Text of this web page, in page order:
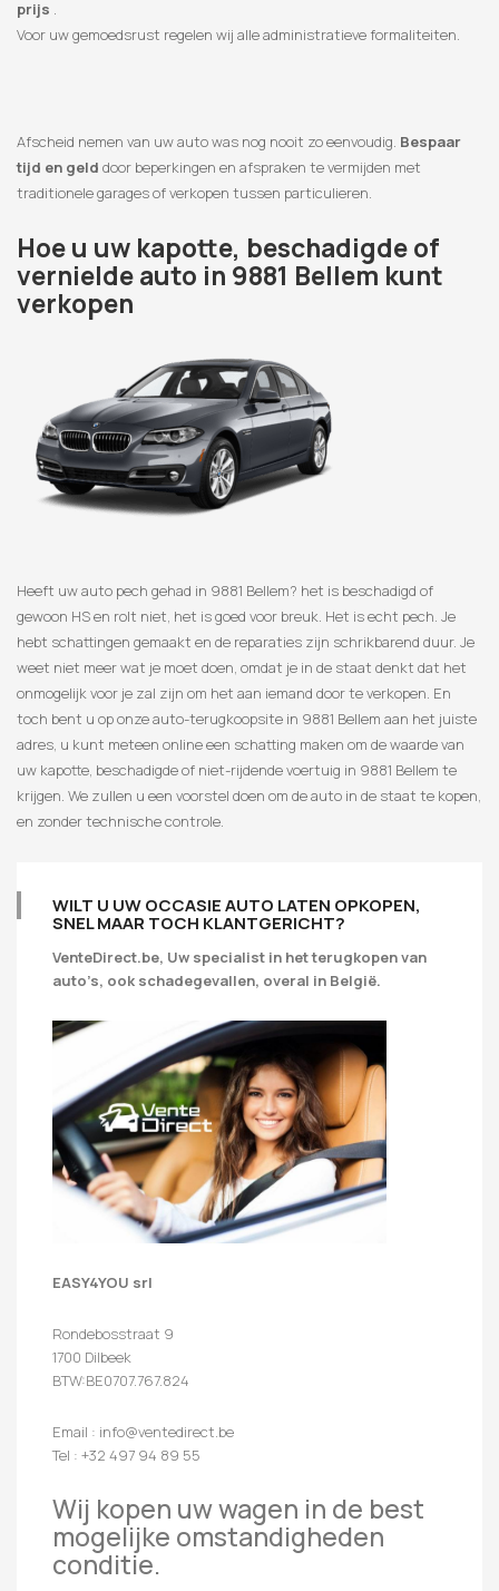
prijs .
Voor uw gemoedsrust regelen wij alle administratieve formaliteiten.
Afscheid nemen van uw auto was nog nooit zo eenvoudig. Bespaar
tijd en geld door beperkingen en afspraken te vermijden met
traditionele garages of verkopen tussen particulieren.
Hoe u uw kapotte, beschadigde of
vernielde auto in 9881 Bellem kunt
verkopen
Heeft uw auto pech gehad in 9881 Bellem? het is beschadigd of
gewoon HS en rolt niet, het is goed voor breuk. Het is echt pech. Je
hebt schattingen gemaakt en de reparaties zijn schrikbarend duur. Je
weet niet meer wat je moet doen, omdat je in de staat denkt dat het
onmogelijk voor je zal zijn om het aan iemand door te verkopen. En
toch bent u op onze auto-terugkoopsite in 9881 Bellem aan het juiste
adres, u kunt meteen online een schatting maken om de waarde van
uw kapotte, beschadigde of niet-rijdende voertuig in 9881 Bellem te
krijgen. We zullen u een voorstel doen om de auto in de staat te kopen,
en zonder technische controle.
WILT U UW OCCASIE AUTO LATEN OPKOPEN,
SNEL MAAR TOCH KLANTGERICHT?
VenteDirect.be, Uw specialist in het terugkopen van
auto’s, ook schadegevallen, overal in België.
EASY4YOU srl
Rondebosstraat 9
1700 Dilbeek
BTW:BE0707.767.824
Email : info@ventedirect.be
Tel : +32 497 94 89 55
Wij kopen uw wagen in de best
mogelijke omstandigheden
conditie.